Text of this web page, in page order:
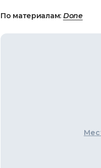
По материалам: Done